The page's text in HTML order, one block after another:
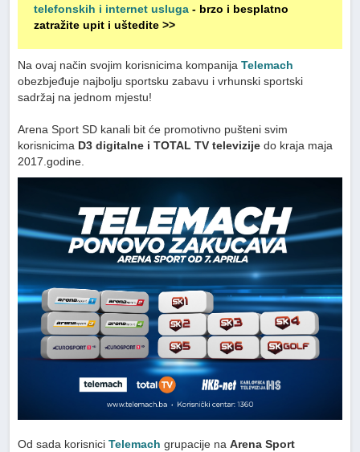
telefonskih i internet usluga - brzo i besplatno
zatražite upit i uštedite >>
Na ovaj način svojim korisnicima kompanijaTelemach
obezbjeđuje najbolju sportsku zabavu i vrhunski sportski
sadržaj na jednom mjestu!
Arena Sport SD kanali bit će promotivno pušteni svim
korisnicima D3 digitalne i TOTAL TV televizije do kraja maja
2017.godine.
Od sada korisniciTelemach grupacije naArena Sport